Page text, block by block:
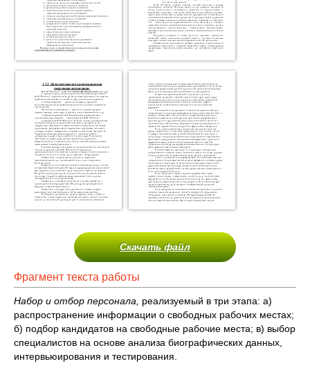
Скачать файл
Фрагмент текста работы
Набор и отбор персонала, реализуемый в три этапа: а)
распространение информации о свободных рабочих местах;
б) подбор кандидатов на свободные рабочие места; в) выбор
специалистов на основе анализа биографических данных,
интервьюирования и тестирования.